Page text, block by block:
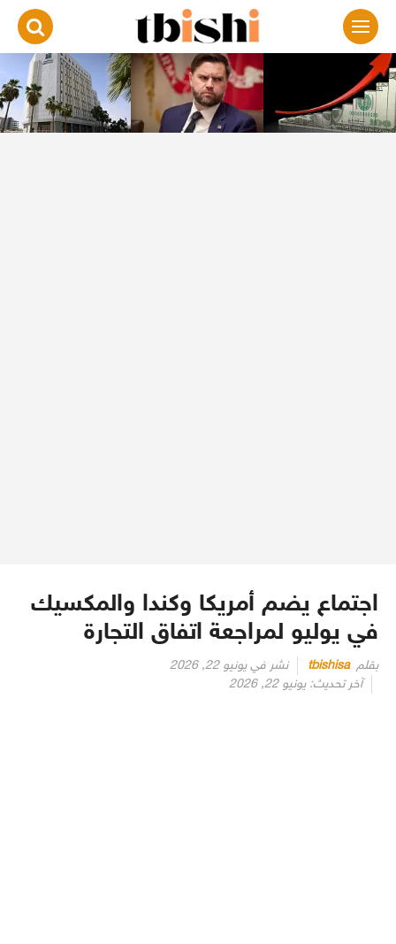
التجاوز
المحتوى
اجتماع يضم أمريكا وكندا والمكسيك
في يوليو لمراجعة اتفاق التجارة
بقلم tbishisa نشر في يونيو 22, 2026
آخر تحديث: يونيو 22, 2026